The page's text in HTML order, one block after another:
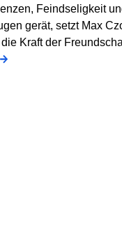
Feindseligkeit
gerät, setzt Max
Kraft der